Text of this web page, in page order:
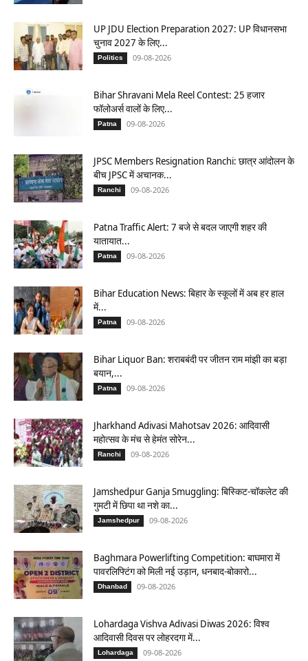
UP JDU Election Preparation 2027: UP विधानसभा
चुनाव 2027 के लिए...
Politics 09-08-2026
Bihar Shravani Mela Reel Contest: 25 हजार
फॉलोअर्स वालों के लिए...
Patna 09-08-2026
JPSC Members Resignation Ranchi: छात्र आंदोलन के
बीच JPSC में अचानक...
Ranchi 09-08-2026
Patna Traffic Alert: 7 बजे से बदल जाएगी शहर की
यातायात...
Patna 09-08-2026
Bihar Education News: बिहार के स्कूलों में अब हर हाल
में...
Patna 09-08-2026
Bihar Liquor Ban: शराबबंदी पर जीतन राम मांझी का बड़ा
बयान,...
Patna 09-08-2026
Jharkhand Adivasi Mahotsav 2026: आदिवासी
महोत्सव के मंच से हेमंत सोरेन...
Ranchi 09-08-2026
Jamshedpur Ganja Smuggling: बिस्किट-चॉकलेट की
गुमटी में छिपा था नशे का...
Jamshedpur 09-08-2026
Baghmara Powerlifting Competition: बाघमारा में
पावरलिफ्टिंग को मिली नई उड़ान, धनबाद-बोकारो...
Dhanbad 09-08-2026
Lohardaga Vishva Adivasi Diwas 2026: विश्व
आदिवासी दिवस पर लोहरदगा में...
Lohardaga 09-08-2026